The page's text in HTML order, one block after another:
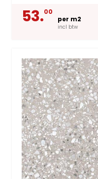
53.00
per m2
incl btw